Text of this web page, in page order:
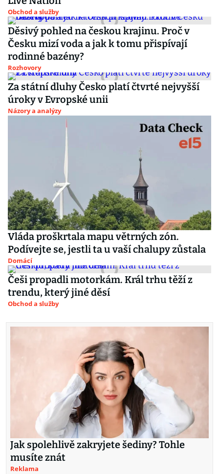
Obchod a služby
Děsivý pohled na českou krajinu. Proč v
Česku mizí voda a jak k tomu přispívají
rodinné bazény?
Rozhovory
Za státní dluhy Česko platí čtvrté nejvyšší
úroky v Evropské unii
Názory a analýzy
Vláda proškrtala mapu větrných zón.
Podívejte se, jestli ta u vaší chalupy zůstala
Domácí
Češi propadli motorkám. Král trhu těží z
trendu, který jiné děsí
Obchod a služby
Jak spolehlivě zakryjete šediny? Tohle
musíte znát
Reklama